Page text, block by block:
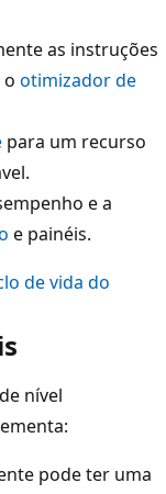
as instruções
otimizador de
para um recurso
e a
e painéis.
de vida do
nível
pode ter uma